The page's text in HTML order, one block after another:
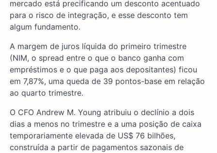
mercado está precificando um desconto acentuado
para o risco de integração, e esse desconto tem
algum fundamento.
A margem de juros líquida do primeiro trimestre
(NIM, o spread entre o que o banco ganha com
empréstimos e o que paga aos depositantes) ficou
em 7,87%, uma queda de 39 pontos-base em relação
ao quarto trimestre.
O CFO Andrew M. Young atribuiu o declínio a dois
dias a menos no trimestre e a uma posição de caixa
temporariamente elevada de US$ 76 bilhões,
construída a partir de pagamentos sazonais de